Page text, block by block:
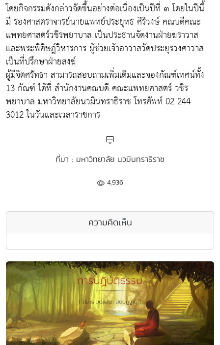
โดยกิจกรรมดังกล่าวจัดขึ้นอย่างต่อเนื่องเป็นปีที่ ๓ โดยในปีนี้
มี รองศาสตราจารย์นายแพทย์ประยุทธ ศิริวงษ์ คณบดีคณะ
แพทยศาสตร์วชิรพยาบาล เป็นประธานจัดงานฝ่ายฆราวาส
และพระพิศิษฎ์วิหารการ ผู้ช่วยเจ้าอาวาสวัดประยุรวงศาวาส
เป็นที่ปรึกษาฝ่ายสงฆ์
ผู้มีจิตศรัทธา สามารถสอบถามเพิ่มเติมและจองกัณฑ์เทศน์ทั้ง
13 กัณฑ์ ได้ที่ สำนักงานคณบดี คณะแพทยศาสตร์ วชิร
พยาบาล มหาวิทยาลัยนวมินทราธิราช โทรศัพท์ 02 244
3012 ในวันและเวลาราชการ
ที่มา : มหาวิทยาลัย นวมินทราธิราช
4,936
ความคิดเห็น